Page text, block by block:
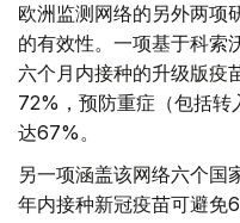
欧洲监测网络的另外两项
的有效性。一项基于科索
六个月内接种的升级版疫
72%，预防重症（包括转
达67%。
另一项涵盖该网络六个国
年内接种新冠疫苗可避免